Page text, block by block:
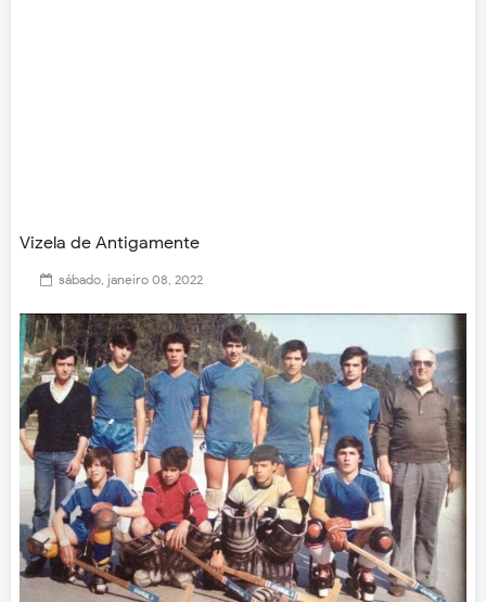
Vizela de Antigamente
sábado, janeiro 08, 2022